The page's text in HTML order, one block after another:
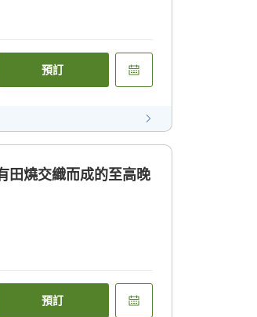
預訂
田燒交織而成的至高晚
預訂